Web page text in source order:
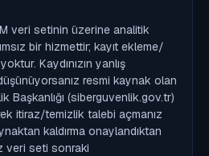
veri setinin üzerine analitik
bir hizmettir; kayıt ekleme/
Kaydınızın yanlış
düşünüyorsanız resmi kaynak olan
Başkanlığı (siberguvenlik.gov.tr)
itiraz/temizlik talebi açmanız
kaldırma onaylandıktan
veri seti sonraki